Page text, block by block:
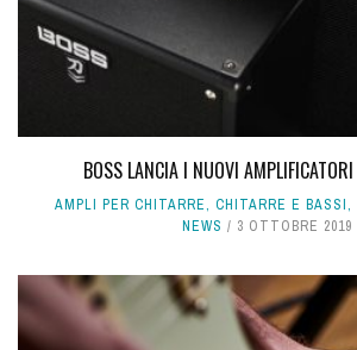
BOSS LANCIA I NUOVI
AMPLI PER CHITARRE, CHITARRE E BASSI,
NEWS
3 OTTOBRE 2019